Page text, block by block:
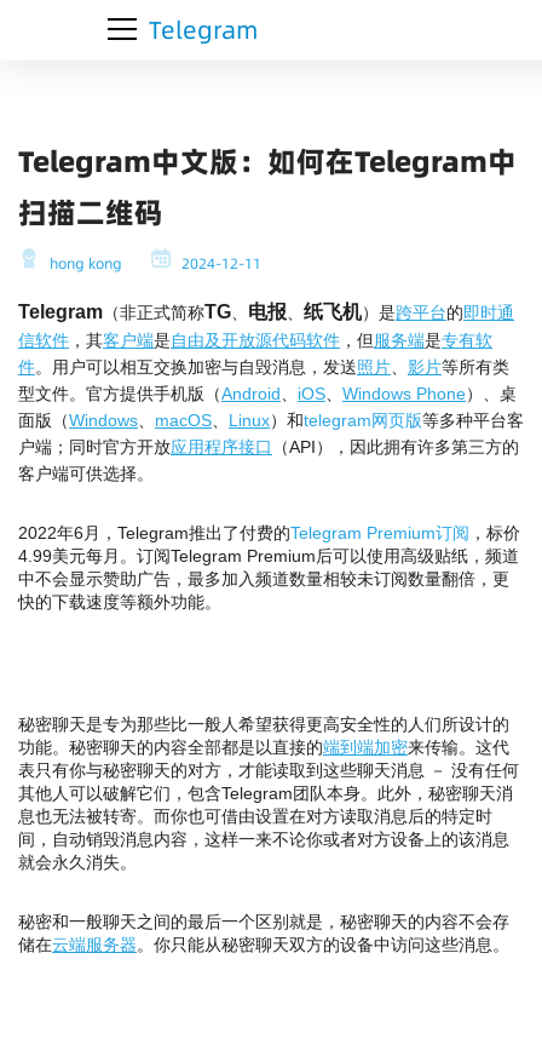
Telegram
Telegram中文版：如何在Telegram中
扫描二维码
hong kong 2024-12-11
Telegram （非正式简称TG 电报 纸飞机）是跨平台的即时通
信软件 ，其客户端是自由及开放源代码软件 ，但服务端是专有软
件。用户可以相互交换加密与自毁消息，发送照片 影片等所有类
型文件。官方提供手机版（Android iOS Windows Phone）、桌
面版（Windows macOS Linux）和telegram网页版等多种平台客
户端；同时官方开放应用程序接口
（API），因此拥有许多第三方的
客户端可供选择。
2022年6月，Telegram推出了付费的Telegram Premium订阅 ，标价
4.99美元每月。订阅Telegram Premium后可以使用高级贴纸，频道
中不会显示赞助广告，最多加入频道数量相较未订阅数量翻倍，更
快的下载速度等额外功能。
秘密聊天是专为那些比一般人希望获得更高安全性的人们所设计的
功能。秘密聊天的内容全部都是以直接的端到端加密来传输。这代
表只有你与秘密聊天的对方，才能读取到这些聊天消息 － 没有任何
其他人可以破解它们，包含Telegram团队本身。此外，秘密聊天消
息也无法被转寄。而你也可借由设置在对方读取消息后的特定时
间，自动销毁消息内容，这样一来不论你或者对方设备上的该消息
就会永久消失。
秘密和一般聊天之间的最后一个区别就是，秘密聊天的内容不会存
储在云端服务器。你只能从秘密聊天双方的设备中访问这些消息。